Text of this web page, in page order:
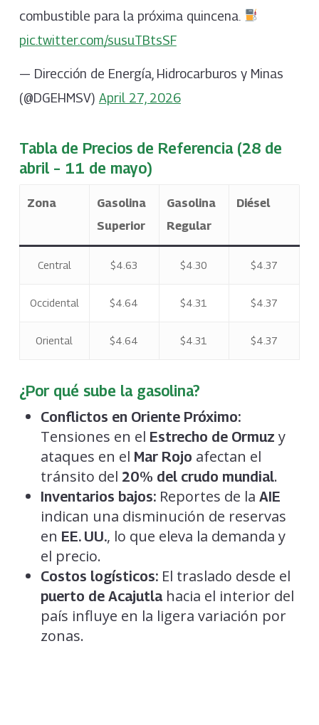
combustible para la próxima quincena.
pic.twitter.com/susuTBtsSF
— Dirección de Energía, Hidrocarburos y Minas
(@DGEHMSV) April 27, 2026
Tabla de Precios de Referencia (28 de
abril – 11 de mayo)
Zona
Gasolina
Superior
Gasolina
Regular
Diésel
Central $4.63 $4.30 $4.37
Occidental $4.64 $4.31 $4.37
Oriental $4.64 $4.31 $4.37
¿Por qué sube la gasolina?
Conflictos en Oriente Próximo:
Tensiones en el Estrecho de Ormuz y
ataques en el Mar Rojo afectan el
tránsito del 20% del crudo mundial.
Inventarios bajos:Reportes de la AIE
indican una disminución de reservas
en EE. UU., lo que eleva la demanda y
el precio.
Costos logísticos:El traslado desde el
puerto de Acajutlahacia el interior del
país influye en la ligera variación por
zonas.